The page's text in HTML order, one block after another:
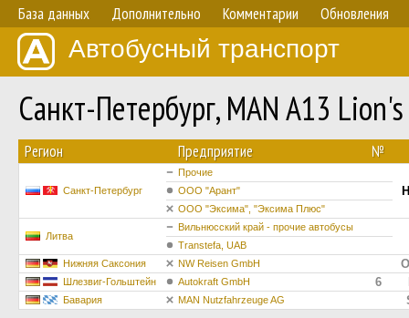
База данных Дополнительно Комментарии Обновления
Автобусный транспорт
Санкт-Петербург, MAN A13
Регион Предприятие №
Санкт-Петербург
Прочие
ООО "Арант"
ООО "Эксима", "Эксима Плюс"
Литва
Вильнюсский край - прочие автобусы
Transtefa, UAB
Нижняя Саксония
NW Reisen GmbH
Шлезвиг-Гольштейн Autokraft GmbH 6
Бавария MAN Nutzfahrzeuge AG